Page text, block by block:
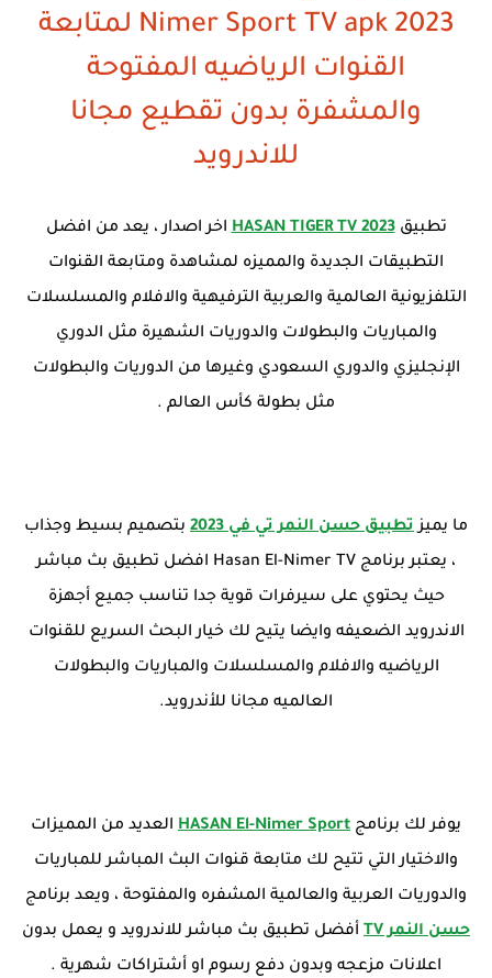
Nimer Sport TV apk 2023 لمتابعة
القنوات الرياضيه المفتوحة
والمشفرة بدون تقطيع مجانا
للاندرويد
تطبيقHASAN TIGER TV 2023اخر اصدار ، يعد من افضل
التطبيقات الجديدة والمميزه لمشاهدة ومتابعة القنوات
التلفزيونية العالمية والعربية الترفيهية والافلام والمسلسلات
والمباريات والبطولات والدوريات الشهيرة مثل الدوري
الإنجليزي والدوري السعودي وغيرها من الدوريات والبطولات
مثل بطولة كأس العالم .
ما يميزتطبيق حسن النمر تي في 2023
بتصميم بسيط وجذاب
، يعتبر برنامج Hasan El-Nimer TV افضل تطبيق بث مباشر
حيث يحتوي على سيرفرات قوية جدا تناسب جميع أجهزة
الاندرويد الضعيفه وايضا يتيح لك خيار البحث السريع للقنوات
الرياضيه والافلام والمسلسلات والمباريات والبطولات
العالميه مجانا للأندرويد.
يوفر لك برنامج HASAN El-Nimer Sport العديد من المميزات
والاختيار التي تتيح لك متابعة قنوات البث المباشر للمباريات
والدوريات العربية والعالمية المشفره والمفتوحة ، ويعد برنامج
حسن النمر TV
أفضل تطبيق بث مباشر للاندرويد و يعمل بدون
اعلانات مزعجه وبدون دفع رسوم او أشتراكات شهرية .